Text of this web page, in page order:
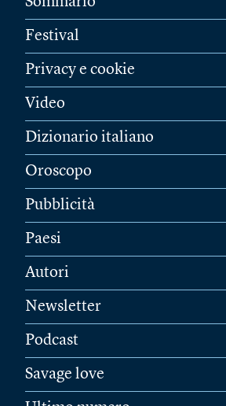
Festival
Privacy e cookie
Video
Dizionario italiano
Oroscopo
Pubblicità
Paesi
Autori
Newsletter
Podcast
Savage love